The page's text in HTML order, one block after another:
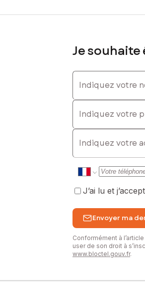
Je
Indiquez votre nom
Indiquez votre
E-mail
J’ai lu et
Envoyer ma
Conformément à
user de son droit à
www.bloctel.gouv.fr.